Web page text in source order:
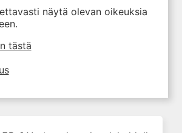
ja
näytä olevan oikeuksia
tästä